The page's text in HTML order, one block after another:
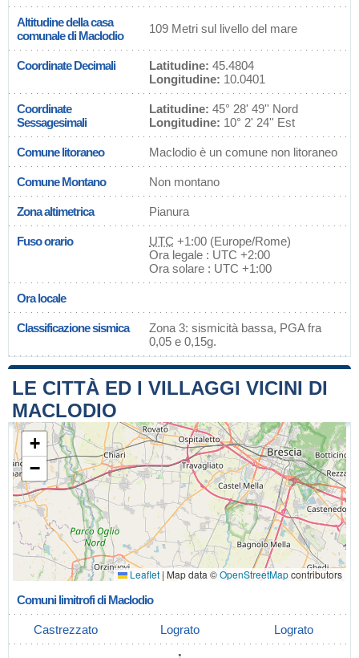
Altitudine della casa
comunale di Maclodio
109 Metri sul livello del mare
Coordinate Decimali Latitudine: 45.4804
Longitudine: 10.0401
Coordinate
Sessagesimali
Latitudine: 45° 28' 49'' Nord
Longitudine: 10° 2' 24'' Est
Comune litoraneo Maclodio è un comune non litoraneo
Comune Montano Non montano
Zona altimetrica Pianura
Fuso orario UTC +1:00 (Europe/Rome)
Ora legale : UTC +2:00
Ora solare : UTC +1:00
Ora locale
Classificazione sismica
Zona 3: sismicità bassa, PGA fra
0,05 e 0,15g.
LE CITTÀ ED I VILLAGGI VICINI DI
MACLODIO
+
−
Leaflet| Map data ©OpenStreetMapcontributors
Comuni limitrofi di Maclodio
Castrezzato Lograto Lograto